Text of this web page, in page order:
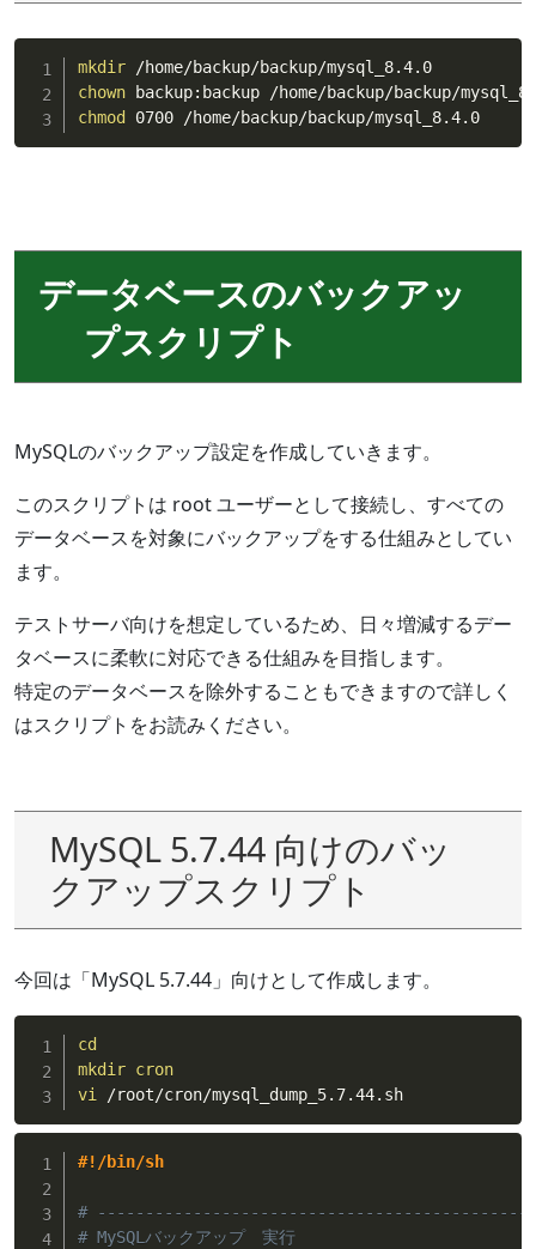
mkdir
chown
chmod
0700 /home/backup/backup/mysql_8.4.0
データベースのバックアッ
プスクリプト
MySQLのバックアップ設定を作成していきます。
このスクリプトは root ユーザーとして接続し、すべての
データベースを対象にバックアップをする仕組みとしてい
ます。
テストサーバ向けを想定しているため、日々増減するデー
タベースに柔軟に対応できる仕組みを目指します。
特定のデータベースを除外することもできますので詳しく
はスクリプトをお読みください。
MySQL 5.7.44 向けのバッ
クアップスクリプト
今回は「MySQL 5.7.44」向けとして作成します。
cd
mkdir cron
vi /root/cron/mysql_dump_5.7.44.sh
#!/bin/sh
#
# MySQLバックアップ　実行